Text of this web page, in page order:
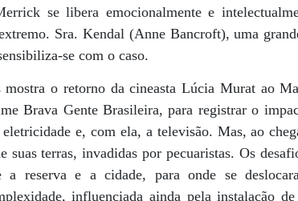
se libera emocionalmente e
Sra. Kendal (Anne Bancroft), uma
se com o caso.
o retorno da cineasta Lúcia Murat ao
Brava Gente Brasileira, para registrar o
e, com ela, a televisão. Mas, ao
suas terras, invadidas por pecuaristas. Os
a reserva e a cidade, para onde se
influenciada ainda pela instalação